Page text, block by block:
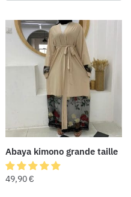
Abaya kimono grande taille
49,90€